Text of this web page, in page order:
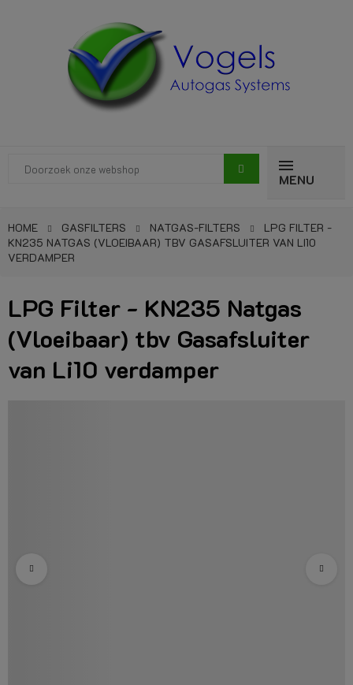
MENU
HOME GASFILTERS NATGAS-FILTERS
LPG FILTER -
KN235 NATGAS (VLOEIBAAR) TBV GASAFSLUITER VAN LI10
VERDAMPER
LPG Filter - KN235 Natgas
(Vloeibaar) tbv Gasafsluiter
van Li10 verdamper